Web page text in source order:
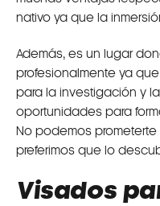
nativo ya que la
Además, es un lugar
profesionalmente ya
para la investigación y
oportunidades para
No podemos
preferimos que lo
Visados